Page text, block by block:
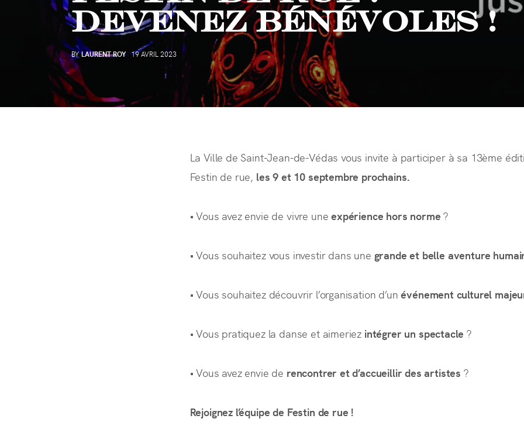
Devenez bénévoles !
BY LAURENT ROY 19 AVRIL 2023
La Ville de Saint-Jean-de-Védas vous invite à participer à sa 13ème
Festin de rue, les 9 et 10 septembre prochains.
• Vous avez envie de vivre uneexpérience hors norme?
• Vous souhaitez vous investir dans une grande et belle aventure
• Vous souhaitez découvrir l’organisation d’unévénement culturel
• Vous pratiquez la danse et aimeriez intégrer un spectacle?
• Vous avez envie de rencontrer et d’accueillir des artistes ?
Rejoignez l’équipe de Festin de rue !